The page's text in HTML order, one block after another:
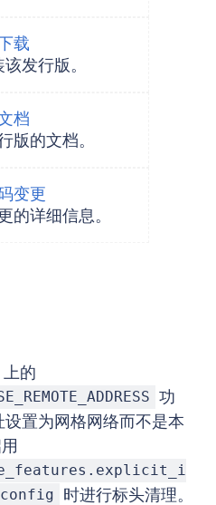
载
发行版。
档
版的文档。
变更
的详细信息。
的
功
置为网格网络而不是本
时进行标头清理。